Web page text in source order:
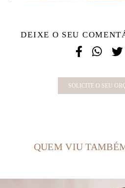
DEIXE O SEU
SOLICITE O SEU
QUEM VIU